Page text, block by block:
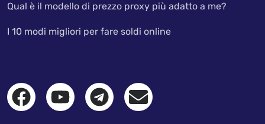
Qual è il modello di prezzo proxy più adatto a me?
I 10 modi migliori per fare soldi online